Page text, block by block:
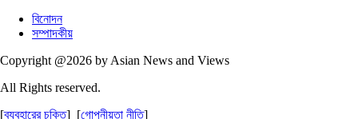
বিনোদন
সম্পাদকীয়
Copyright @2026 by Asian News and Views
All Rights reserved.
[ব্যবহারের চুক্তি] [গোপনীয়তা নীতি]